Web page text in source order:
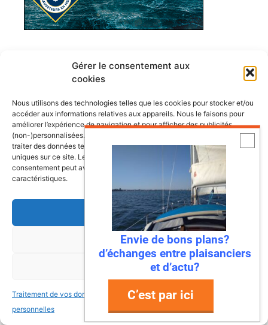
Gérer le consentement aux
cookies
Nous utilisons des technologies telles que les cookies pour stocker et/ou
accéder aux informations relatives aux appareils. Nous le faisons pour
améliorer l’expérience de navigation et pour afficher des publicités
(non-)personnalisées. Consentir à ces technologies nous autorisera à
traiter des données telles que le comportement de navigation ou les ID
uniques sur ce site. Le fait de ne pas consentir ou de retirer son
consentement peut avoir un effet négatif sur certaines fonctonnalités et
caractéristiques.
Accepter
Refuser
Voir les préférences
Traitement de vos données
personnelles
Traitement de vos données
personnelles
Envie de bons plans?
d’échanges entre plaisanciers
et d’actu?
C’est par ici